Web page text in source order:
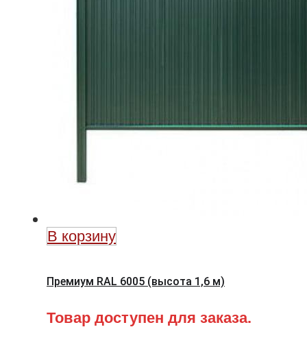
В корзину
Премиум RAL 6005 (высота 1,6 м)
Товар доступен для заказа.